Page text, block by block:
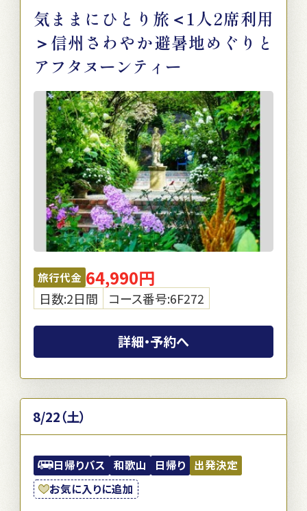
気ままにひとり旅＜1人2席利用
＞信州さわやか避暑地めぐりと
アフタヌーンティー
旅行代金 64,990円
日数:2日間 コース番号:6F272
詳細・予約へ
8/22（土）
日帰りバス 和歌山 日帰り
出発決定
お気に入りに追加